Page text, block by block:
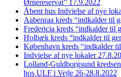
Ørnereservat” 17.9.2022
Åbent hus Indvielse af nye
Aabenraa kreds “indkalder til
Fredericia kreds “indkalder til
Holbæk kreds “indkalder til
København kreds “indkalder
Indvielse af nye lokaler
Lolland-Guldborgsund
hos ULF i Vejle 26-28.8.2022